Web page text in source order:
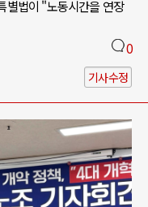
별법이 "노동시간을 연장
0
기사수정